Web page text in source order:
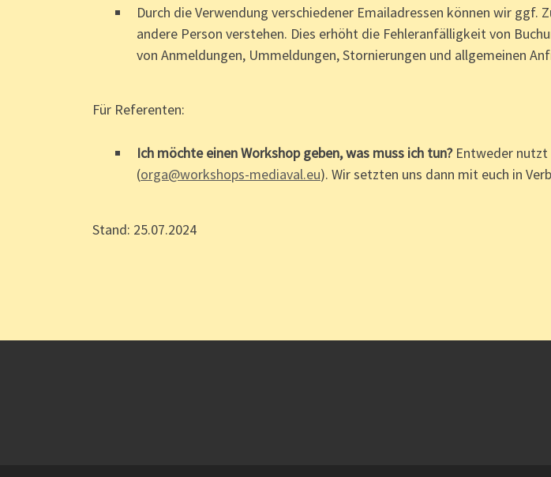
Durch die Verwendung verschiedener Emailadressen können wir
andere Person verstehen. Dies erhöht die Fehleranfälligkeit von
von Anmeldungen, Ummeldungen, Stornierungen und allgemeinen
Für Referenten:
Ich möchte einen Workshop geben, was muss ich tun?Entweder nutzt
(orga@workshops-mediaval.eu). Wir setzten uns dann mit euch in
Stand: 25.07.2024